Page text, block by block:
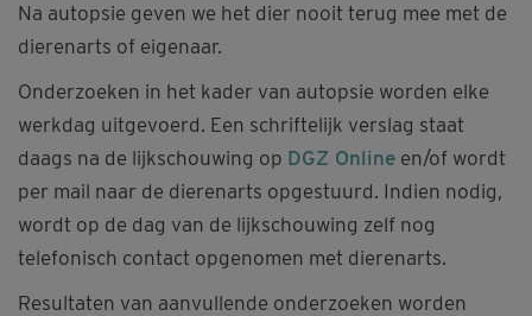
Na autopsie geven we het dier nooit terug mee met de
dierenarts of eigenaar.
Onderzoeken in het kader van autopsie worden elke
werkdag uitgevoerd. Een schriftelijk verslag staat
daags na de lijkschouwing op DGZ Online en/of wordt
per mail naar de dierenarts opgestuurd. Indien nodig,
wordt op de dag van de lijkschouwing zelf nog
telefonisch contact opgenomen met dierenarts.
Resultaten van aanvullende onderzoeken worden